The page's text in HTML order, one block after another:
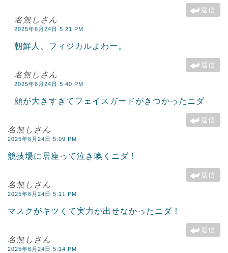
返信
名無しさん
2025年6月24日 5:21 PM
朝鮮人、フィジカルよわー。
返信
名無しさん
2025年6月24日 5:40 PM
顔が大きすぎてフェイスガードがきつかったニダ
返信
名無しさん
2025年6月24日 5:09 PM
競技場に居座って泣き喚くニダ！
返信
名無しさん
2025年6月24日 5:11 PM
マスクがキツくて実力が出せなかったニダ！
返信
名無しさん
2025年6月24日 5:14 PM